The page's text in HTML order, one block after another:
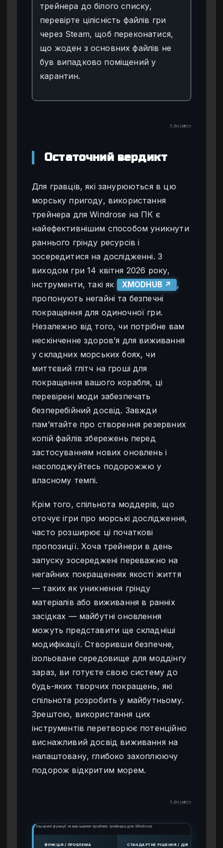
трейнера до білого списку,
перевірте цілісність файлів гри
через Steam, щоб переконатися,
що жоден з основних файлів не
був випадково поміщений у
карантин.
↑ До змісту
Остаточний вердикт
Для гравців, які занурюються в цю
морську пригоду, використання
трейнера для Windrose на ПК є
найефективнішим способом уникнути
раннього грінду ресурсів і
зосередитися на дослідженні. З
виходом гри 14 квітня 2026 року,
інструменти, такі як
XMODHUB ↗
,
пропонують негайні та безпечні
покращення для одиночної гри.
Незалежно від того, чи потрібне вам
нескінченне здоров’я для виживання
у складних морських боях, чи
миттєвий глітч на гроші для
покращення вашого корабля, ці
перевірені моди забезпечать
безперебійний досвід. Завжди
пам’ятайте про створення резервних
копій файлів збережень перед
застосуванням нових оновлень і
насолоджуйтесь подорожжю у
власному темпі.
Крім того, спільнота моддерів, що
оточує ігри про морські дослідження,
часто розширює ці початкові
пропозиції. Хоча трейнери в день
запуску зосереджені переважно на
негайних покращеннях якості життя
— таких як уникнення грінду
матеріалів або виживання в ранніх
засідках — майбутні оновлення
можуть представити ще складніші
модифікації. Створивши безпечне,
ізольоване середовище для моддінгу
зараз, ви готуєте свою систему до
будь-яких творчих покращень, які
спільнота розробить у майбутньому.
Зрештою, використання цих
інструментів перетворює потенційно
виснажливий досвід виживання на
налаштовану, глибоко захоплюючу
подорож відкритим морем.
↑ До змісту
Поширені функції та вирішення проблем трейнера для Windrose
ФУНКЦІЯ / ПРОБЛЕМА СТАНДАРТНЕ РІШЕННЯ / ДІЯ